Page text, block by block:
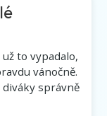
to vypadalo,
vánočně.
správně